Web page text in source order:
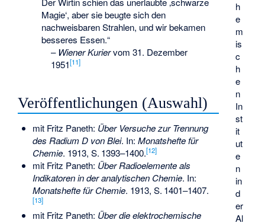
h
e
m
is
c
h
e
n
In
st
it
ut
e
n
in
d
er
Al
Magie‘, aber sie beugte sich den
nachweisbaren Strahlen, und wir bekamen
besseres Essen.“
– Wiener Kuriervom 31. Dezember
1951[11]
Veröffentlichungen (Auswahl)
mit Fritz Paneth: Über Versuche zur Trennung
des Radium D von Blei. In: Monatshefte für
Chemie. 1913, S. 1393–1400.[12]
mit Fritz Paneth: Über Radioelemente als
Indikatoren in der analytischen Chemie. In:
Monatshefte für Chemie. 1913, S. 1401–1407.
[13]
mit Fritz Paneth: Über die elektrochemische